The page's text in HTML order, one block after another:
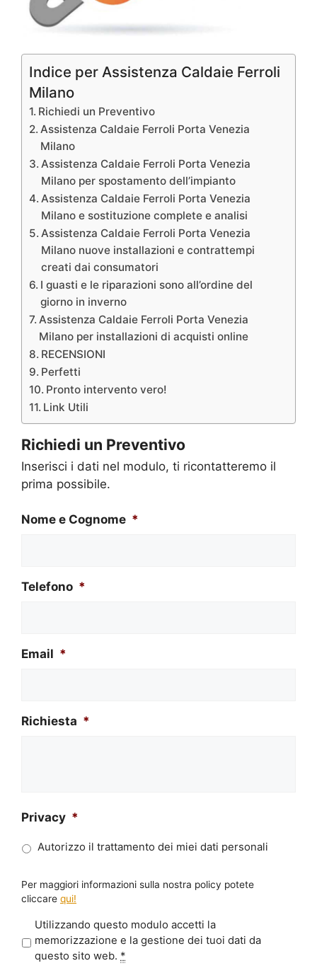
Indice per Assistenza Caldaie Ferroli
Milano
Richiedi un Preventivo
Assistenza Caldaie Ferroli Porta Venezia
Milano
Assistenza Caldaie Ferroli Porta Venezia
Milano per spostamento dell’impianto
Assistenza Caldaie Ferroli Porta Venezia
Milano e sostituzione complete e analisi
Assistenza Caldaie Ferroli Porta Venezia
Milano nuove installazioni e contrattempi
creati dai consumatori
I guasti e le riparazioni sono all’ordine del
giorno in inverno
Assistenza Caldaie Ferroli Porta Venezia
Milano per installazioni di acquisti online
RECENSIONI
Perfetti
Pronto intervento vero!
Link Utili
Richiedi un Preventivo
Inserisci i dati nel modulo, ti ricontatteremo il
prima possibile.
Nome e Cognome *
Telefono *
Email *
Richiesta *
Privacy *
Autorizzo il trattamento dei miei dati personali
Per maggiori informazioni sulla nostra policy potete
cliccare qui!
r
Utilizzando questo modulo accetti la
memorizzazione e la gestione dei tuoi dati da
questo sito web. *